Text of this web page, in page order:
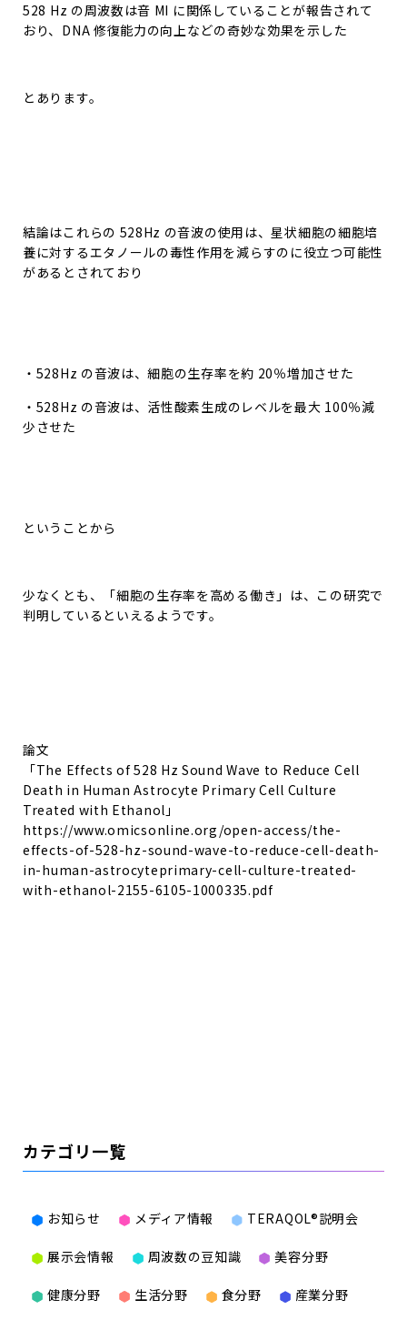
528 Hz の周波数は音 MI に関係していることが報告されて
おり、DNA 修復能力の向上などの奇妙な効果を示した
とあります。
結論はこれらの 528Hz の音波の使用は、星状細胞の細胞培
養に対するエタノールの毒性作用を減らすのに役立つ可能性
があるとされており
・528Hz の音波は、細胞の生存率を約 20％増加させた
・528Hz の音波は、活性酸素生成のレベルを最大 100％減
少させた
ということから
少なくとも、「細胞の生存率を高める働き」は、この研究で
判明しているといえるようです。
論文
「The Effects of 528 Hz Sound Wave to Reduce Cell
Death in Human Astrocyte Primary Cell Culture
Treated with Ethanol」
https://www.omicsonline.org/open-access/the-
effects-of-528-hz-sound-wave-to-reduce-cell-death-
in-human-astrocyteprimary-cell-culture-treated-
with-ethanol-2155-6105-1000335.pdf
カテゴリ一覧
お知らせ メディア情報 TERAQOL®説明会
展示会情報 周波数の豆知識 美容分野
健康分野 生活分野 食分野 産業分野